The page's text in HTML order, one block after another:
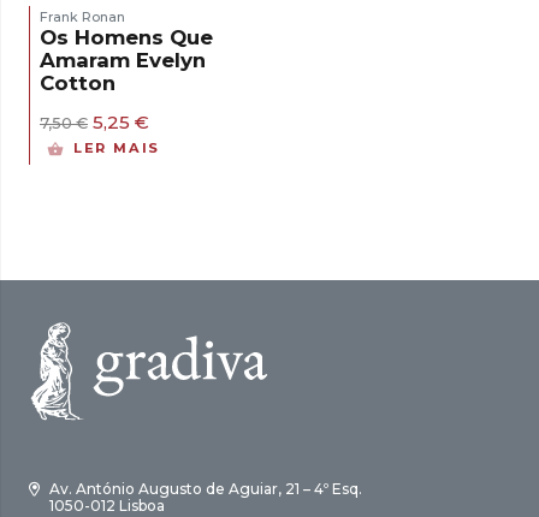
Frank Ronan
Os Homens Que
Amaram Evelyn
Cotton
7,50€ O
preço
5,25 €
preço
LER MAIS
Av. António Augusto de Aguiar, 21 – 4º Esq.
1050-012 Lisboa